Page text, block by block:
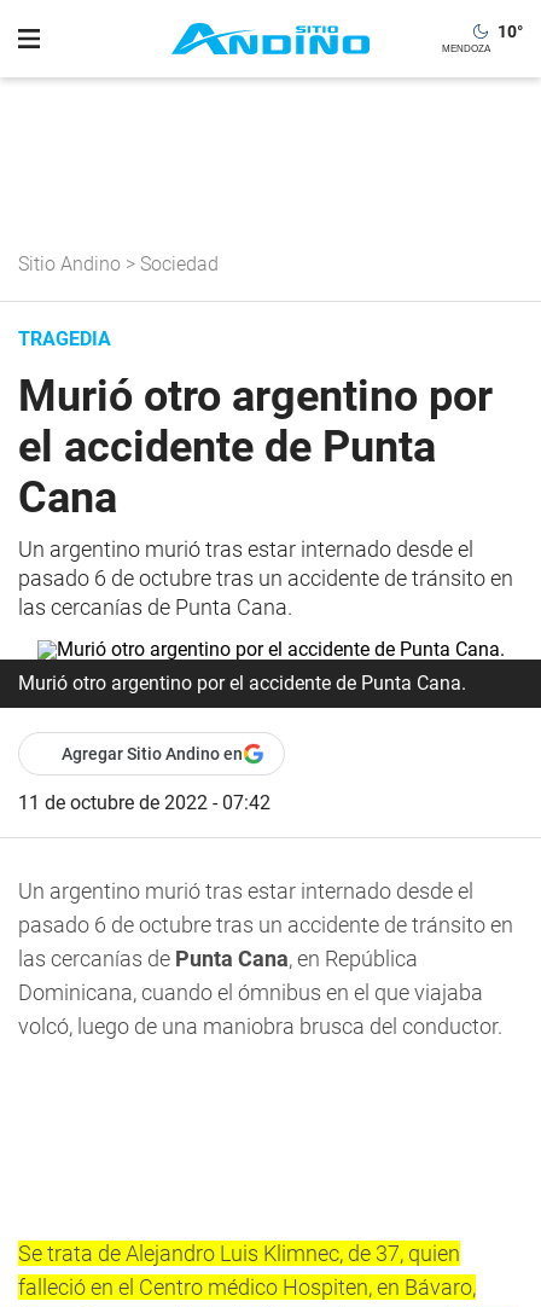
10°
Sitio Andino > Sociedad
TRAGEDIA
Murió otro argentino por
el accidente de Punta
Cana
Un argentino murió tras estar internado desde el
pasado 6 de octubre tras un accidente de tránsito en
las cercanías de Punta Cana.
Murió otro argentino por el accidente de Punta Cana.
Agregar Sitio Andino en
11 de octubre de 2022 - 07:42
Un argentino murió tras estar internado desde el
pasado 6 de octubre tras un accidente de tránsito en
las cercanías de Punta Cana, en República
Dominicana, cuando el ómnibus en el que viajaba
volcó, luego de una maniobra brusca del conductor.
Se trata de Alejandro Luis Klimnec, de 37, quien
falleció en el Centro médico Hospiten, en Bávaro,